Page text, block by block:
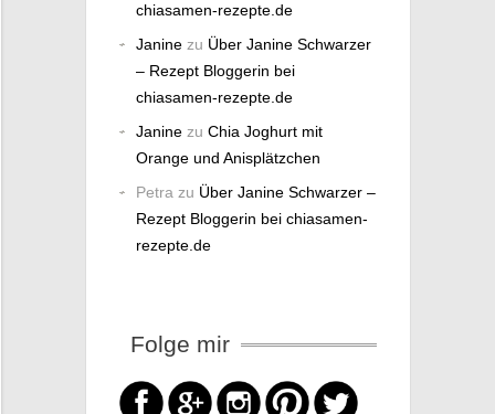
chiasamen-rezepte.de
Janinezu Über Janine Schwarzer
– Rezept Bloggerin bei
chiasamen-rezepte.de
Janinezu Chia Joghurt mit
Orange und Anisplätzchen
Petra zu Über Janine Schwarzer –
Rezept Bloggerin bei chiasamen-
rezepte.de
Folge mir